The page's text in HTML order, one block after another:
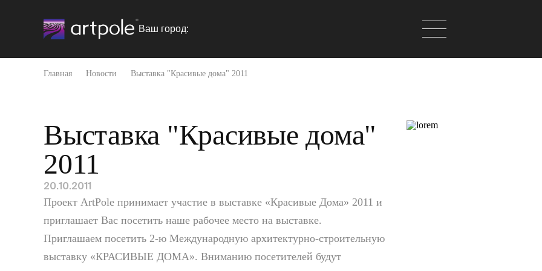
Ваш город:
Главная Новости Выставка "Красивые дома" 2011
Выставка "Красивые дома"
2011
20.10.2011
Проект ArtPole принимает участие в выставке «Красивые Дома» 2011 и
приглашает Вас посетить наше рабочее место на выставке.
Приглашаем посетить 2-ю Международную архитектурно-строительную
выставку «КРАСИВЫЕ ДОМА». Вниманию посетителей будут